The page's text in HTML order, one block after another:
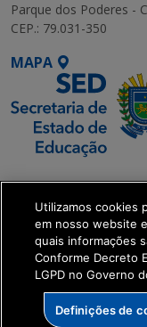
Parque dos Poderes -
CEP.: 79.031-350
MAPA
SETDIG |
Executiva de
Transformação
get_footer();
Utilizamos cookies
em nosso website
quais informações
Conforme Decreto
LGPD no Governo
Definições de